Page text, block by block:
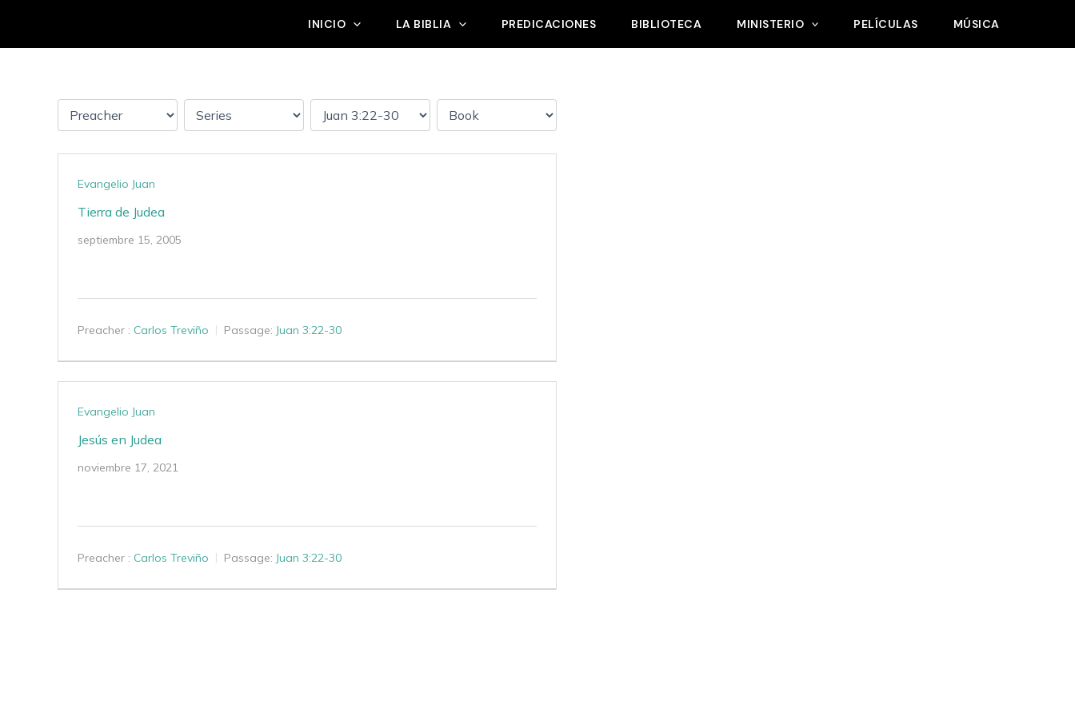
contenido
INICIO LA BIBLIA PREDICACIONES BIBLIOTECA MINISTERIO PELÍCULAS MÚSICA
Evangelio Juan
Tierra de Judea
septiembre 15, 2005
Preacher : Carlos Treviño Passage: Juan 3:22-30
Evangelio Juan
Jesús en Judea
noviembre 17, 2021
Preacher : Carlos Treviño Passage: Juan 3:22-30